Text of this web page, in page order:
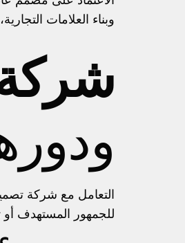
وبناء العلامات
شركة
التعامل مع شركة
للجمهور المستهدف